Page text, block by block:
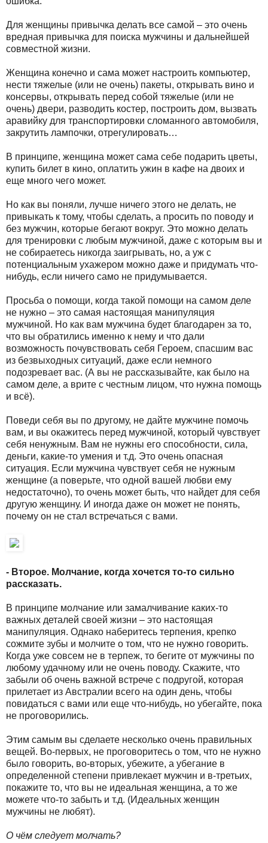
Для женщины привычка делать все самой – это очень
вредная привычка для поиска мужчины и дальнейшей
совместной жизни.
Женщина конечно и сама может настроить компьютер,
нести тяжелые (или не очень) пакеты, открывать вино и
консервы, открывать перед собой тяжелые (или не
очень) двери, разводить костер, построить дом, вызвать
аравийку для транспортировки сломанного автомобиля,
закрутить лампочки, отрегулировать…
В принципе, женщина может сама себе подарить цветы,
купить билет в кино, оплатить ужин в кафе на двоих и
еще много чего может.
Но как вы поняли, лучше ничего этого не делать, не
привыкать к тому, чтобы сделать, а просить по поводу и
без мужчин, которые бегают вокруг. Это можно делать
для тренировки с любым мужчиной, даже с которым вы и
не собираетесь никогда заигрывать, но, а уж с
потенциальным ухажером можно даже и придумать что-
нибудь, если ничего само не придумывается.
Просьба о помощи, когда такой помощи на самом деле
не нужно – это самая настоящая манипуляция
мужчиной. Но как вам мужчина будет благодарен за то,
что вы обратились именно к нему и что дали
возможность почувствовать себя Героем, спасшим вас
из безвыходных ситуаций, даже если немного
подозревает вас. (А вы не рассказывайте, как было на
самом деле, а врите с честным лицом, что нужна помощь
и всё).
Поведи себя вы по другому, не дайте мужчине помочь
вам, и вы окажитесь перед мужчиной, который чувствует
себя ненужным. Вам не нужны его способности, сила,
деньги, какие-то умения и т.д. Это очень опасная
ситуация. Если мужчина чувствует себя не нужным
женщине (а поверьте, что одной вашей любви ему
недостаточно), то очень может быть, что найдет для себя
другую женщину. И иногда даже он может не понять,
почему он не стал встречаться с вами.
- Второе. Молчание, когда хочется то-то сильно
рассказать.
В принципе молчание или замалчивание каких-то
важных деталей своей жизни – это настоящая
манипуляция. Однако наберитесь терпения, крепко
сожмите зубы и молчите о том, что не нужно говорить.
Когда уже совсем не в терпеж, то бегите от мужчины по
любому удачному или не очень поводу. Скажите, что
забыли об очень важной встрече с подругой, которая
прилетает из Австралии всего на один день, чтобы
повидаться с вами или еще что-нибудь, но убегайте, пока
не проговорились.
Этим самым вы сделаете несколько очень правильных
вещей. Во-первых, не проговоритесь о том, что не нужно
было говорить, во-вторых, убежите, а убегание в
определенной степени привлекает мужчин и в-третьих,
покажите то, что вы не идеальная женщина, а то же
можете что-то забыть и т.д. (Идеальных женщин
мужчины не любят).
О чём следует молчать?